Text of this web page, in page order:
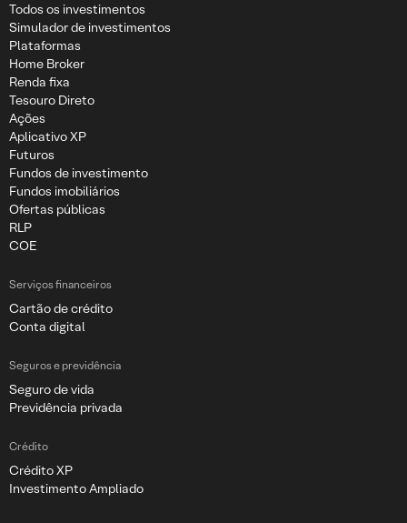
Todos os investimentos
Simulador de investimentos
Plataformas
Home Broker
Renda fixa
Tesouro Direto
Ações
Aplicativo XP
Futuros
Fundos de investimento
Fundos imobiliários
Ofertas públicas
RLP
COE
Serviços financeiros
Cartão de crédito
Conta digital
Seguros e previdência
Seguro de vida
Previdência privada
Crédito
Crédito XP
Investimento Ampliado